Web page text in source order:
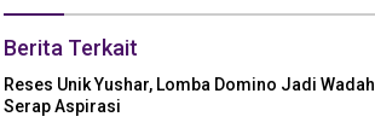
Berita Terkait
Reses Unik Yushar, Lomba Domino Jadi Wadah
Serap Aspirasi